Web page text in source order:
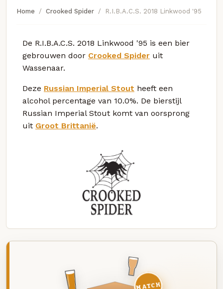
Home Crooked Spider R.I.B.A.C.S. 2018 Linkwood '95
De R.I.B.A.C.S. 2018 Linkwood '95 is een bier
gebrouwen door Crooked Spider uit
Wassenaar.
Deze Russian Imperial Stout heeft een
alcohol percentage van 10.0%. De bierstijl
Russian Imperial Stout komt van oorsprong
uit Groot Brittanië.
MATCH